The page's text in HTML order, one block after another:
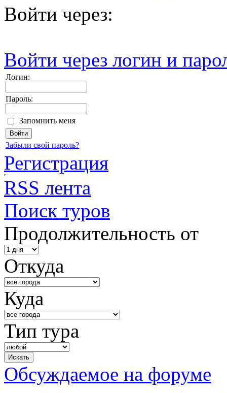
Войти через:
Войти через логин и
Логин:
Пароль:
Запомнить меня
Забыли свой пароль?
Регистрация
RSS лента
Поиск туров
Продолжительность от
Откуда
Куда
Тип тура
Обсуждаемое на форуме